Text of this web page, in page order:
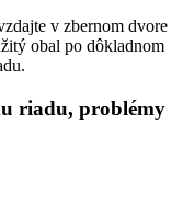
v zbernom dvore
obal po dôkladnom
riadu, problémy